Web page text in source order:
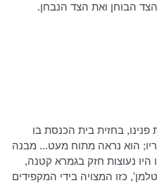
הבוחן ואת הצד הנבחן.
בחזית בית הכנסת בו
הוא נראה מתוח מעט... מבנה
היו נעוצות חזק בגמרא קטנה,
טלמן', כזו המצויה בידי המקפידים